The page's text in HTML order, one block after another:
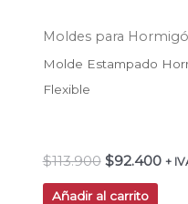
Moldes para
Molde Estampado
Flexible
$113.900 $92.400 +
Añadir al carrito